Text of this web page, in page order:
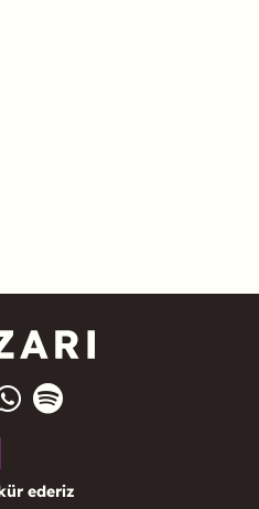
ederiz